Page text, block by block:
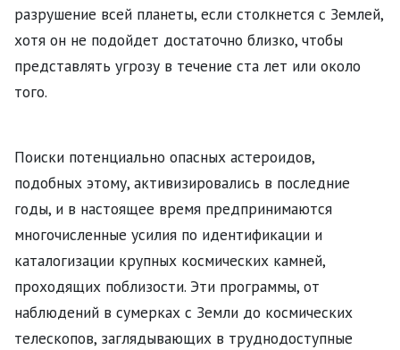
разрушение всей планеты, если столкнется с Землей,
хотя он не подойдет достаточно близко, чтобы
представлять угрозу в течение ста лет или около
того.
Поиски потенциально опасных астероидов,
подобных этому, активизировались в последние
годы, и в настоящее время предпринимаются
многочисленные усилия по идентификации и
каталогизации крупных космических камней,
проходящих поблизости. Эти программы, от
наблюдений в сумерках с Земли до космических
телескопов, заглядывающих в труднодоступные